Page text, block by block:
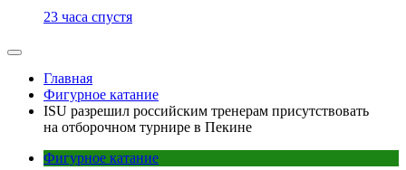
23 часа спустя
Главная
Фигурное катание
ISU разрешил российским тренерам присутствовать
на отборочном турнире в Пекине
Фигурное катание